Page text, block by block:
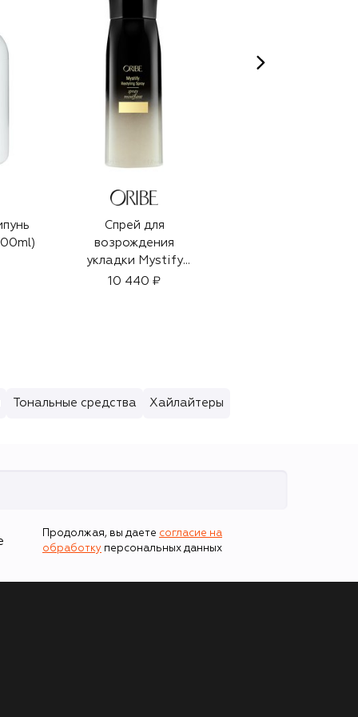
Спрей для
возрождения
укладки Mystify
(175ml)
10 440 ₽
Тональные средства Хайлайтеры
Продолжая, вы даете согласие на
обработку персональных данных